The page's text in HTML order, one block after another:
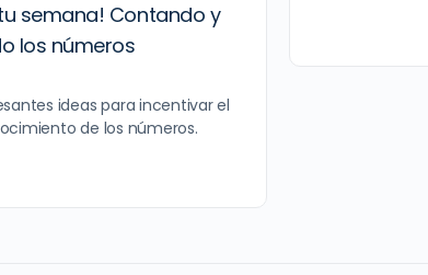
semana! Contando y
los números
ideas para incentivar el
de los números.